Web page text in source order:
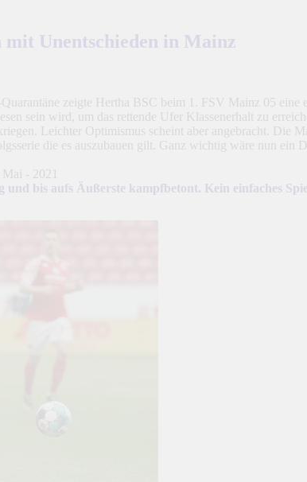
Unentschieden in Mainz
zeigte Hertha BSC beim 1. FSV Mainz 05
sein wird, um das rettende Ufer Klassenerhalt zu
Leichter Optimismus scheint aber angebracht. Die
die es auszubauen gilt. Ganz wichtig wäre nun
bis aufs Äußerste kampfbetont. Kein einfaches